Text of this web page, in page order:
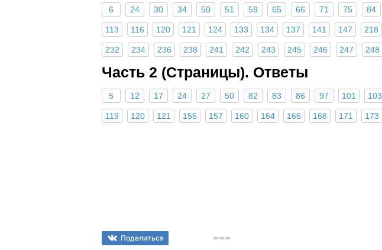
6 24 30 34 50 51 59 65 66 71 75 84
113 116 120 121 124 133 134 137 141 147 218
232 234 236 238 241 242 243 245 246 247 248
Часть 2 (Страницы). Ответы
5 12 17 24 27 50 82 83 86 97 101 103
119 120 121 156 157 160 164 166 168 171 173
Поделиться